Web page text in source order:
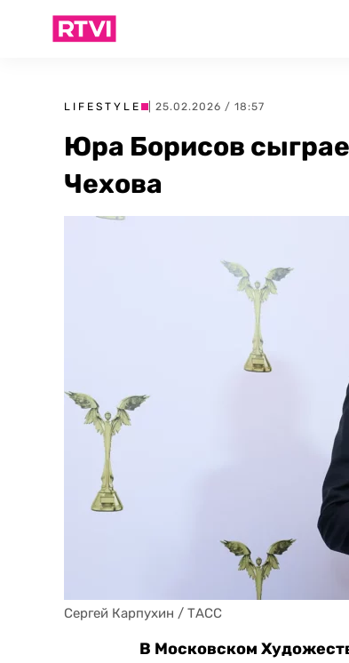
LIFESTYLE | 25.02.2026 / 18:57
Юра Борисов
Чехова
Сергей Карпухин / ТАСС
В Московском